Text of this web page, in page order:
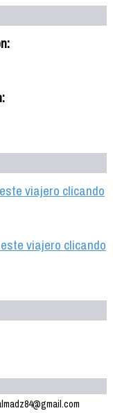
viajero clicando
viajero clicando